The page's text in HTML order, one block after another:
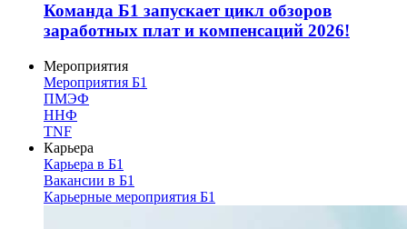
Команда Б1 запускает цикл обзоров
заработных плат и компенсаций 2026!
Мероприятия
Мероприятия Б1
ПМЭФ
ННФ
TNF
Карьера
Карьера в Б1
Вакансии в Б1
Карьерные мероприятия Б1